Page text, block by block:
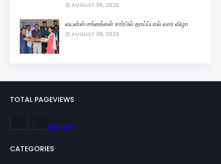
AUGUST 06, 2026
லயன்ஸ் சங்கங்கள் சார்பில் தாய்ப்பால் வார விழா
AUGUST 08, 2026
TOTAL PAGEVIEWS
1187527
CATEGORIES